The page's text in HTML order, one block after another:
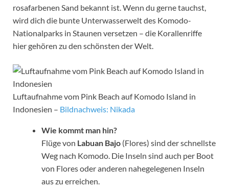
rosafarbenen Sand bekannt ist. Wenn du gerne tauchst,
wird dich die bunte Unterwasserwelt des Komodo-
Nationalparks in Staunen versetzen – die Korallenriffe
hier gehören zu den schönsten der Welt.
Luftaufnahme vom Pink Beach auf Komodo Island in
Indonesien – Bildnachweis: Nikada
Wie kommt man hin?
Flüge von Labuan Bajo (Flores) sind der schnellste
Weg nach Komodo. Die Inseln sind auch per Boot
von Flores oder anderen nahegelegenen Inseln
aus zu erreichen.